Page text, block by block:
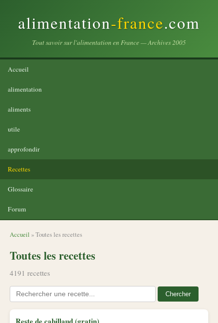
alimentation-france.com
Tout savoir sur l'alimentation en France — Archives 2005
Accueil
alimentation
aliments
utile
approfondir
Recettes
Glossaire
Forum
Accueil » Toutes les recettes
Toutes les recettes
4191 recettes
Chercher